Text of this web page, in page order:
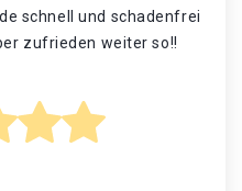
schnell und schadenfrei
zufrieden weiter so!!